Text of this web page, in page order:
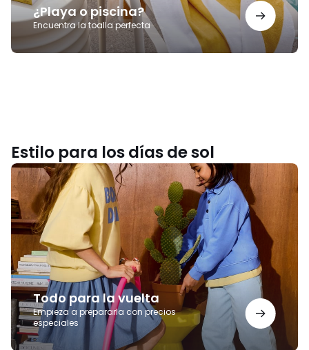
¿Playa o piscina?
Encuentra la toalla perfecta
Estilo para los días de sol
Todo para la vuelta
Empieza a prepararla con precios
especiales
Todo
para
la
vuelta